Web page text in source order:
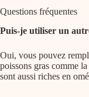
Questions fréquentes
Puis-je utiliser un
Oui, vous pouvez
poissons gras comme
sont aussi riches en